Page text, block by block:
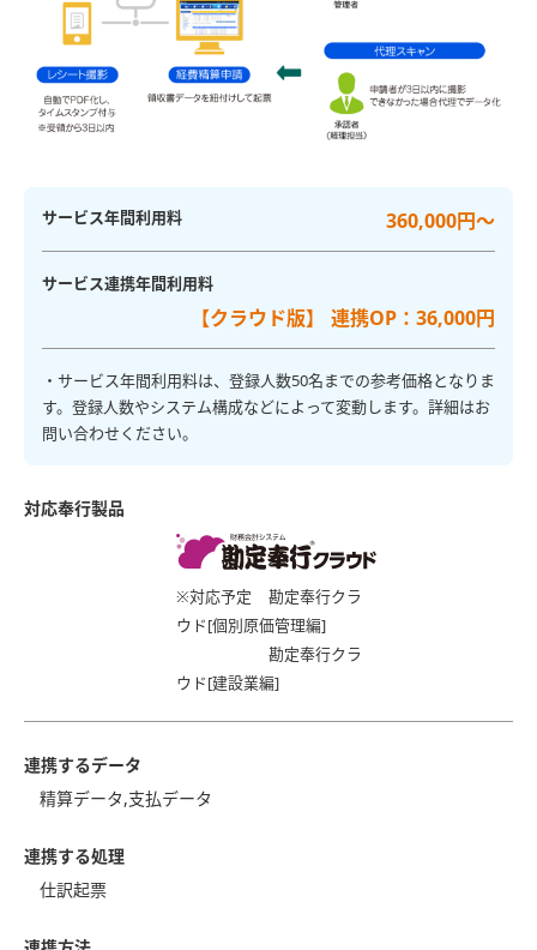
サービス年間利用料 360,000円～
サービス連携年間利用料
【クラウド版】 連携OP：36,000円
・サービス年間利用料は、登録人数50名までの参考価格となりま
す。登録人数やシステム構成などによって変動します。詳細はお
問い合わせください。
対応奉行製品
※対応予定
勘定奉行クラ
ウド[個別原価管理編]
勘定奉行クラ
ウド[建設業編]
連携するデータ
精算データ,支払データ
連携する処理
仕訳起票